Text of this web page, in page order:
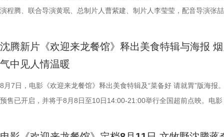
阳奋强友情出演，童漠男、酷酷的滕、闫佩伦主演，钟汉良特邀出演。
尾彩蛋全员舞力全开 魔性洗脑解锁狂欢时刻 今日，电影《年会
场面，为观众献上一场专属打工人的解压狂欢盛宴。随着音乐声响起，
闪烁，沉闷的办公室一秒切换热舞现场，张若昀、白客、高叶、孙艺洲
动全体员工律动起舞，将所有工作统统抛之脑后；田雨、王耀庆、童漠
solo气场拉满，霸气夺人；李晨、钟汉良双人舞同样舞出风采、看点十
演程腾、联合导演黄珉、总制片人曹紫建、制片人李莹莹，配音导演张
建、蔡海婷、范哲琛等主创悉数亮相，分享幕后趣事，并与现场观众热
演 雷淞然）与初入长安的狼妖实习捕快阿萨（声音出演 张呈）在机关长
开启了一段笑闹互怼的刺激探案之旅。自定档以来，影片以其新奇的世
欢乐热血的冒险故事，以及“喜剧+探案”的类型创新，引发了无数观众的
前点映火热进行中，预售现已全面开启。 主创齐聚畅聊 幕后分
沈腾新片《欢迎来龙餐馆》释出美食特辑与海报
气中见人情温暖
8月7日，电影《欢迎来龙餐馆》释出美食特辑及“菜备好 请就胃”版海报
预售已开启，并将于8月8日至10日14:00-21:00举行全国超前点映。电影
远赴中东谋生，在当地与餐馆经理马俊生（蒋奇明 饰）相识，并共同打